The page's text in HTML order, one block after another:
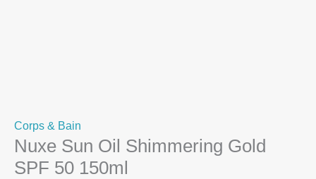
Corps & Bain
Nuxe Sun Oil Shimmering Gold
SPF 50 150ml